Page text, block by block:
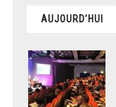
AUJOURD’HUI